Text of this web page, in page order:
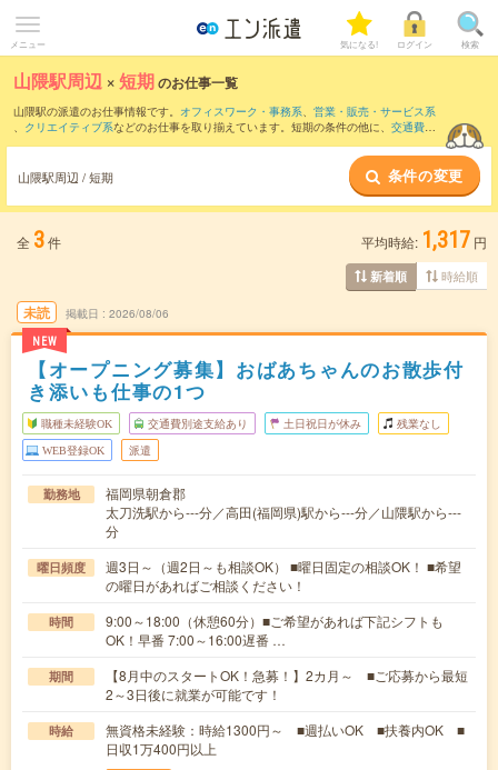
メニュー 気になる! ログイン 検索
山隈駅周辺 ×短期のお仕事一覧
山隈駅の派遣のお仕事情報です。 オフィスワーク・事務系、 営業・販売・サービス系
、 クリエイティブ系などのお仕事を取り揃えています。短期の条件の他に、 交通費別
山隈駅周辺 / 短期 条件の変更
全 3件 平均時給: 1,317 円
新着順 時給順
未読
NEW
掲載日 2026/08/06
【オープニング募集】おばあちゃんのお散歩付
き添いも仕事の1つ
職種未経験OK 交通費別途支給あり 土日祝日が休み 残業なし
WEB登録OK 派遣
勤務地
福岡県朝倉郡
太刀洗駅から---分／高田(福岡県)駅から---分／山隈駅から---
分
曜日頻度
週3日～（週2日～も相談OK） ■曜日固定の相談OK！ ■希望
の曜日があればご相談ください！
時間
9:00～18:00（休憩60分）■ご希望があれば下記シフトも
OK！早番 7:00～16:00遅番 …
期間
【8月中のスタートOK！急募！】2カ月～ ■ご応募から最短
2～3日後に就業が可能です！
時給
無資格未経験：時給1300円～ ■週払いOK ■扶養内OK ■
日収1万400円以上